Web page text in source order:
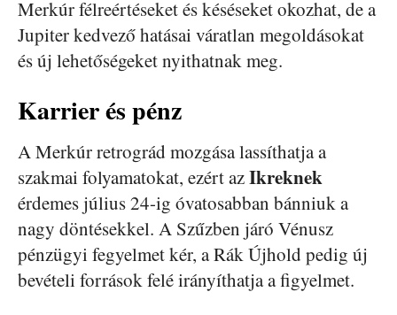
Merkúr félreértéseket és késéseket okozhat, de a
Jupiter kedvező hatásai váratlan megoldásokat
és új lehetőségeket nyithatnak meg.
Karrier és pénz
A Merkúr retrográd mozgása lassíthatja a
szakmai folyamatokat, ezért azIkreknek
érdemes július 24-ig óvatosabban bánniuk a
nagy döntésekkel. A Szűzben járó Vénusz
pénzügyi fegyelmet kér, a Rák Újhold pedig új
bevételi források felé irányíthatja a figyelmet.